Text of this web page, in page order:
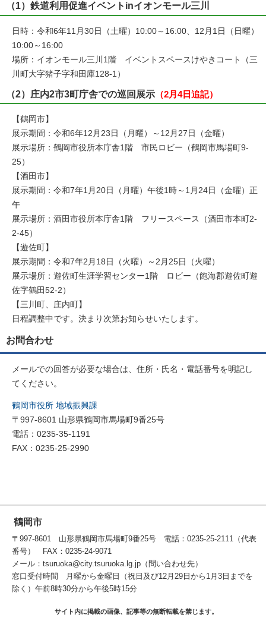
（1）鉄道利用促進イベントinイオンモール三川
日時：令和6年11月30日（土曜）10:00～16:00、12月1日（日曜）
10:00～16:00
場所：イオンモール三川1階 イベントスペースけやきコート（三
川町大字猪子字和田庫128-1）
（2）庄内2市3町庁舎での巡回展示 （2月4日追記）
【鶴岡市】
展示期間：令和6年12月23日（月曜）～12月27日（金曜）
展示場所：鶴岡市役所本庁舎1階 市民ロビー（鶴岡市馬場町9-
25）
【酒田市】
展示期間：令和7年1月20日（月曜）午後1時～1月24日（金曜）正
午
展示場所：酒田市役所本庁舎1階 フリースペース（酒田市本町2-
2-45）
【遊佐町】
展示期間：令和7年2月18日（火曜）～2月25日（火曜）
展示場所：遊佐町生涯学習センター1階 ロビー（飽海郡遊佐町遊
佐字鶴田52-2）
【三川町、庄内町】
日程調整中です。決まり次第お知らせいたします。
お問合わせ
メールでの回答が必要な場合は、住所・氏名・電話番号を明記し
てください。
鶴岡市役所 地域振興課
〒997-8601 山形県鶴岡市馬場町9番25号
電話：0235-35-1191
FAX：0235-25-2990
鶴岡市
〒997-8601 山形県鶴岡市馬場町9番25号 電話：0235-25-2111（代表
番号） FAX：0235-24-9071
メール：tsuruoka@city.tsuruoka.lg.jp（問い合わせ先）
窓口受付時間 月曜から金曜日（祝日及び12月29日から1月3日までを
除く）午前8時30分から午後5時15分
サイト内に掲載の画像、記事等の無断転載を禁じます。